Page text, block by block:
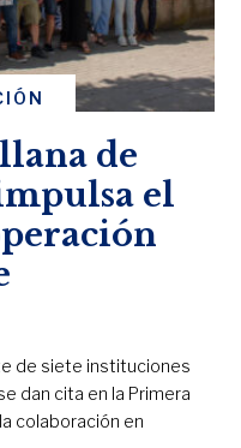
de
el
de siete instituciones
dan cita en la Primera
colaboración en